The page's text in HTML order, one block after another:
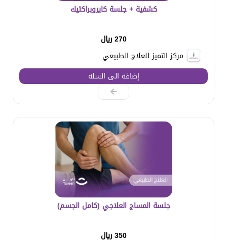
كشفية + جلسة كايروبراكتيك
270 ريال
مركز التميز للعلاج الطبيعي
إضافه الى السله
جلسة المساج العلاجي (كامل الجسم)
350 ريال